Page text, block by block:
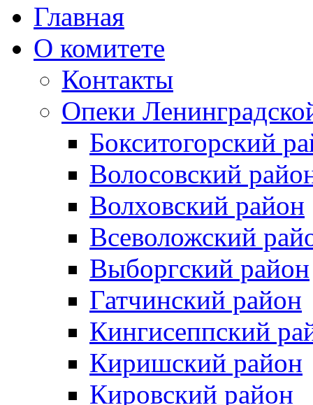
Главная
О комитете
Контакты
Опеки
Бокситогорский
Волосовский
Волховский район
Всеволожский
Выборгский район
Гатчинский район
Кингисеппский
Киришский район
Кировский район